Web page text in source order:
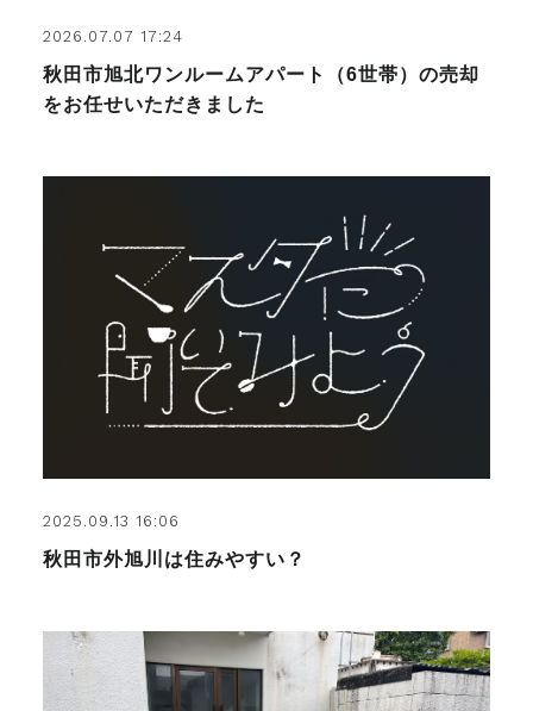
2026.07.07 17:24
秋田市旭北ワンルームアパート（6世帯）の売却
をお任せいただきました
2025.09.13 16:06
秋田市外旭川は住みやすい？